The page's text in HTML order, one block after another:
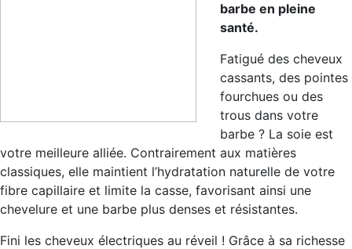
barbe en pleine
santé.
Fatigué des cheveux
cassants, des pointes
fourchues ou des
trous dans votre
barbe ? La soie est
votre meilleure alliée. Contrairement aux matières
classiques, elle maintient l’hydratation naturelle de votre
fibre capillaire et limite la casse, favorisant ainsi une
chevelure et une barbe plus denses et résistantes.
Fini les cheveux électriques au réveil ! Grâce à sa richesse